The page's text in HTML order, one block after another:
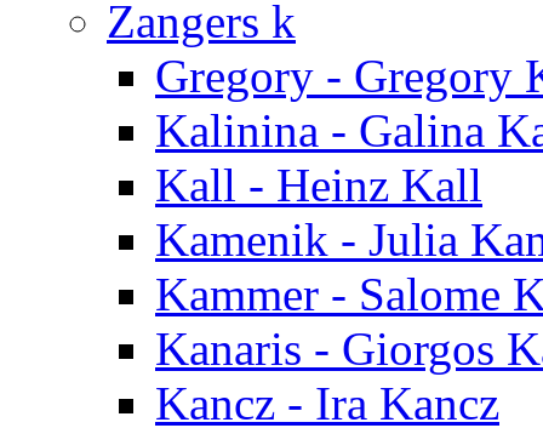
Zangers k
Gregory - Gregory
Kalinina - Galina
Kall - Heinz Kall
Kamenik - Julia
Kammer - Salome
Kanaris - Giorgos
Kancz - Ira Kancz